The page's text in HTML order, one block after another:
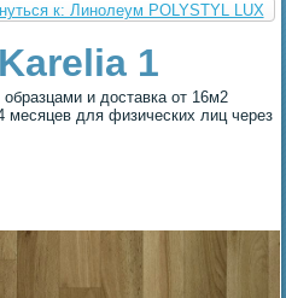
к: Линолеум POLYSTYL LUX
1
и доставка от 16м2
месяцев для физических лиц через